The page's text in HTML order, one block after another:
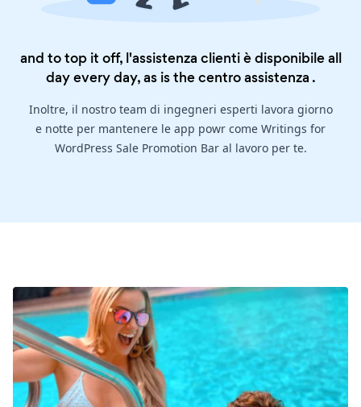
and to top it off, l'assistenza clienti è disponibile all
day every day, as is thecentro assistenza .
Inoltre, il nostro team di ingegneri esperti lavora giorno
e notte per mantenere le app powr come Writings for
WordPress Sale Promotion Bar al lavoro per te.